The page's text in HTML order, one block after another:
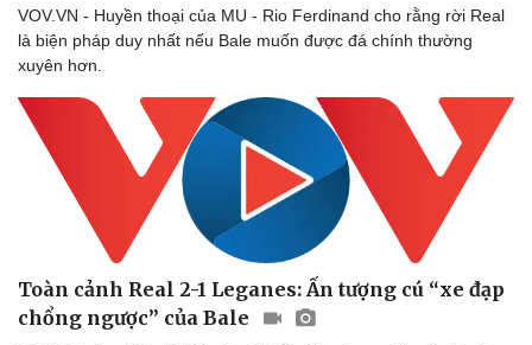
VOV.VN - Huyền thoại của MU - Rio Ferdinand cho rằng rời Real
là biện pháp duy nhất nếu Bale muốn được đá chính thường
xuyên hơn.
Toàn cảnh Real 2-1 Leganes: Ấn tượng cú “xe đạp
chổng ngược” của Bale